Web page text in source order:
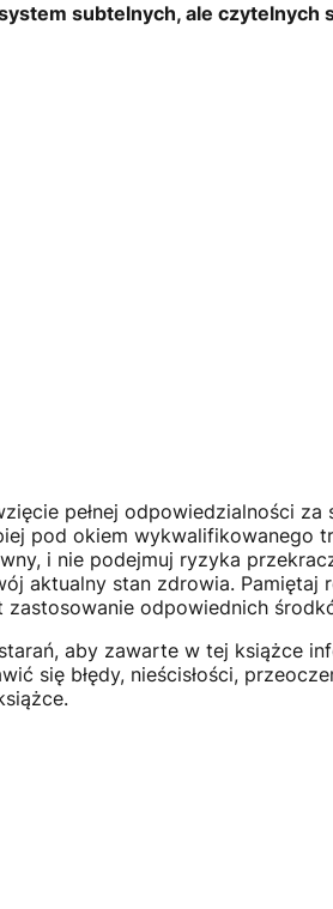
subtelnych, ale
pełnej odpowiedzialności
pod okiem wykwalifikowanego
i nie podejmuj ryzyka
aktualny stan zdrowia. Pamiętaj
odpowiednich
aby zawarte w tej książce
się błędy, nieścisłości,